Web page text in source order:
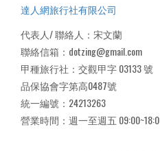
達人網旅行社有限公司
代表人/ 聯絡人：宋文蘭
聯絡信箱：dotzing@gmail.com
甲種旅行社：交觀甲字 03133 號
品保協會字第高0487號
統一編號：24213263
營業時間：週一至週五